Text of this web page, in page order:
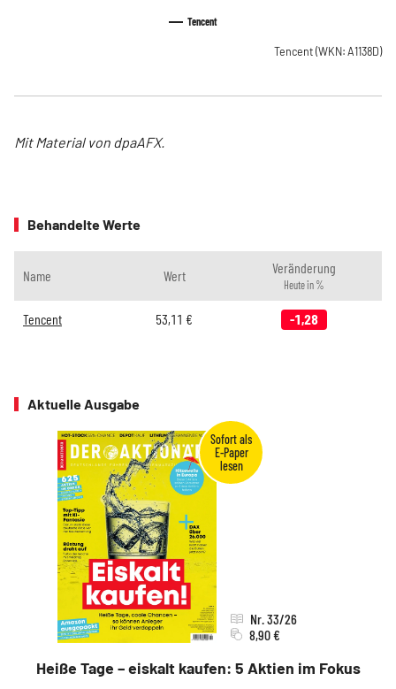
Tencent
Tencent (WKN: A1138D)
Mit Material von dpaAFX.
Behandelte Werte
Name Wert Veränderung
Heute in %
Tencent 53,11 € -1,28
Aktuelle Ausgabe
Heiße Tage – eiskalt kaufen: 5 Aktien im Fokus
Nr. 33/26
8,90 €